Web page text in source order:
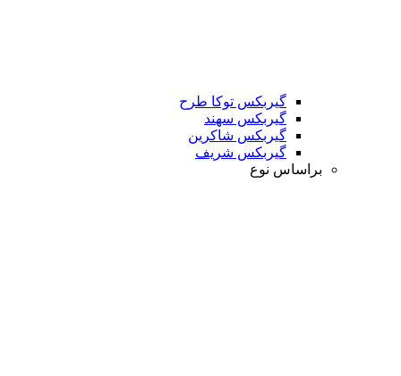
گیربکس توکا طرح
گیربکس سهند
گیربکس شاکرین
گیربکس شریف
براساس نوع